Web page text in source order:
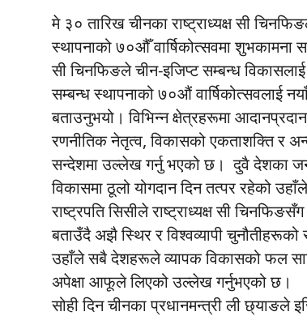
मे ३० तारिख चीनका राष्ट्राध्यक्ष सी
स्थापनाको ७०औँ वार्षिकोत्सवमा शुभकामना
सी चिनफिङले चीन-इजिप्ट सम्बन्ध
सम्बन्ध स्थापनाको ७०औं वार्षिकोत्सवलाई
बताउनुभयो। विभिन्न क्षेत्रहरूमा
रणनीतिक नेतृत्व, विकासको एकताशक्ति र
सन्देशमा उल्लेख गर्नु भएको छ। दुवै देशका
विकासमा ठूलो योगदान दिन तत्पर रहेको
राष्ट्रपति सिसीले राष्ट्राध्यक्ष सी
बताउँदै अझै स्थिर र विश्वव्यापी चुनौतीहरूको
उहाँले सबै देशहरूले व्यापक विकासको फल
अपेक्षा आफूले लिएको उल्लेख गर्नुभएको छ।
सोही दिन चीनका प्रधानमन्त्री ली छ्याङले